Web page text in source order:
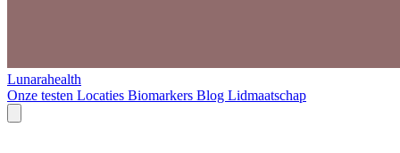
Lunarahealth
Onze testen Locaties Biomarkers Blog Lidmaatschap